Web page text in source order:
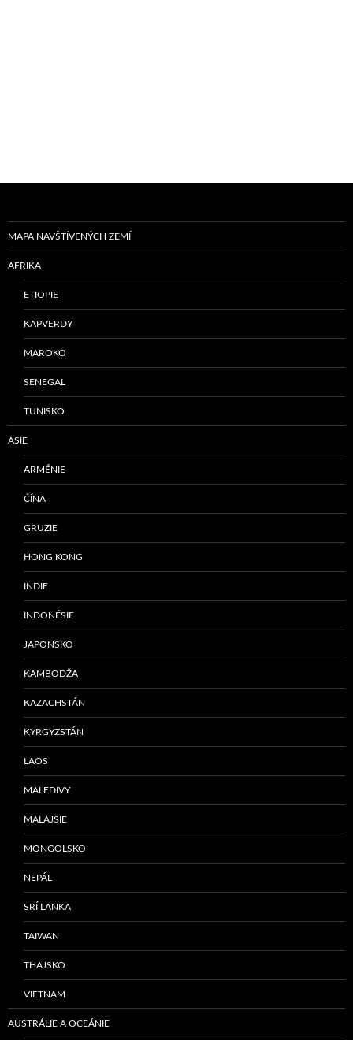
MAPA NAVŠTÍVENÝCH ZEMÍ
AFRIKA
ETIOPIE
KAPVERDY
MAROKO
SENEGAL
TUNISKO
ASIE
ARMÉNIE
ČÍNA
GRUZIE
HONG KONG
INDIE
INDONÉSIE
JAPONSKO
KAMBODŽA
KAZACHSTÁN
KYRGYZSTÁN
LAOS
MALEDIVY
MALAJSIE
MONGOLSKO
NEPÁL
SRÍ LANKA
TAIWAN
THAJSKO
VIETNAM
AUSTRÁLIE A OCEÁNIE